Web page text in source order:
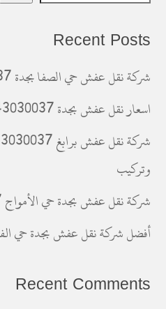
Recent Posts
شركة نقل عفش حي الصفا بجدة 0543030037
اسعار نقل عفش بجدة 0543030037
وتركيب
شركة نقل عفش بجدة حي الأمواج 0543030037
أفضل شركة نقل عفش بجدة حي الفيحاء
Recent Comments